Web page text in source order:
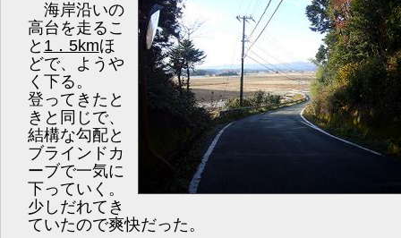
海岸沿いの
高台を走るこ
と 1．5kmほ
どで、ようや
く下る。
登ってきたと
きと同じで、
結構な勾配と
ブラインドカ
ーブで一気に
下っていく。
少しだれてき
ていたので爽快だった。